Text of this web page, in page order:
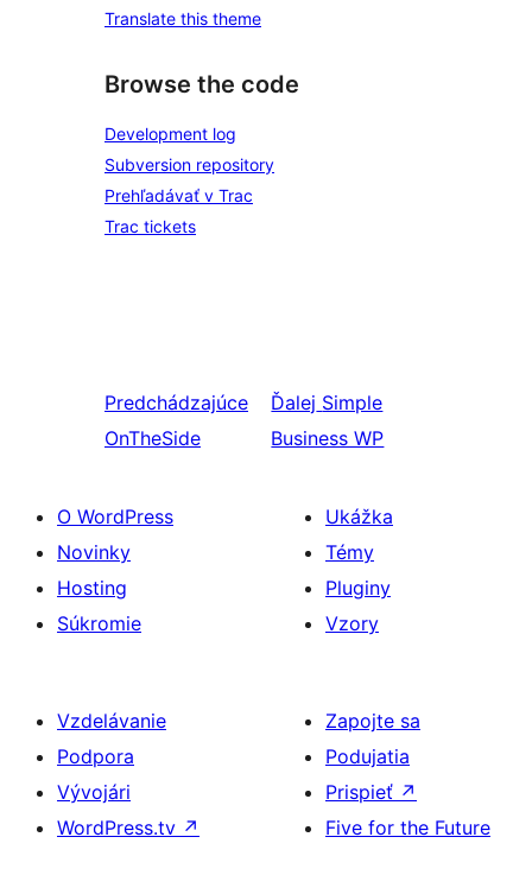
Translate this theme
Browse the code
Development log
Subversion repository
Prehľadávať v Trac
Trac tickets
Predchádzajúce
OnTheSide
Ďalej Simple
Business WP
O WordPress
Novinky
Hosting
Súkromie
Ukážka
Témy
Pluginy
Vzory
Vzdelávanie
Podpora
Vývojári
WordPress.tv ↗
Zapojte sa
Podujatia
Prispieť ↗
Five for the Future